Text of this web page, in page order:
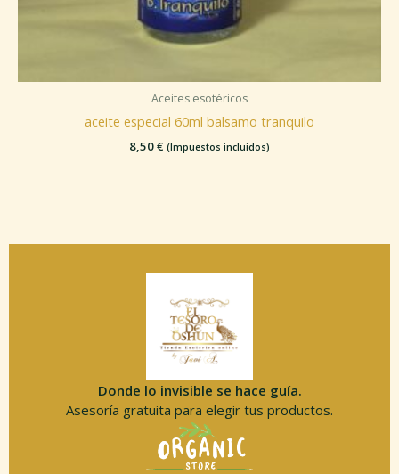
Aceites esotéricos
aceite especial 60ml balsamo tranquilo
8,50€ (Impuestos incluidos)
Donde lo invisible se hace guía.
Asesoría gratuita para elegir tus productos.